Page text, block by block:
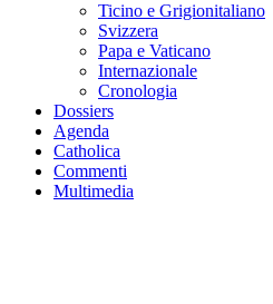
Ticino e Grigionitaliano
Svizzera
Papa e Vaticano
Internazionale
Cronologia
Dossiers
Agenda
Catholica
Commenti
Multimedia